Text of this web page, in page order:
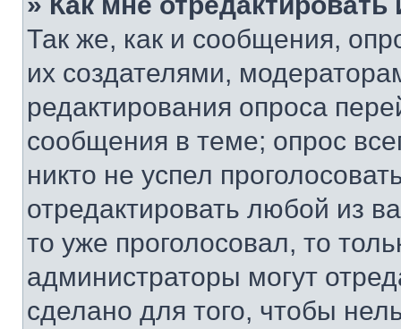
Так же, как и сообщения,
их создателями,
редактирования опроса
сообщения в теме; опрос
никто не успел
отредактировать любой из
то уже проголосовал, то
администраторы могут
сделано для того, чтобы